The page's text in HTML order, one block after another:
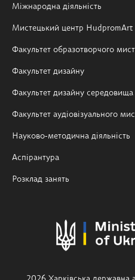
Міжнародна діяльність
Мистецький центр HudpromArt
Факультет образотворчого
Факультет дизайну
Факультет дизайну середовища
Факультет аудіовізуального
Науково-методична діяльність
Аспірантура
Розклад занять